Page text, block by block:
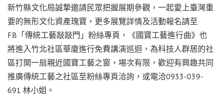
新竹縣文化局誠摯邀請民眾把握展期參觀，一起愛上臺灣重
要的無形文化資產瑰寶，更多展覽詳情及活動報名請至
FB「傳統工藝敲敲門」粉絲專頁，《國寶工藝進行曲》也
將進入竹北社區華廈進行免費講演巡迴，為科技人群居的社
區打開一扇親近國寶工藝之窗，場次有限，歡迎有興趣共同
推廣傳統工藝之社區至粉絲專頁洽詢，或電洽0933-039-
691 林小姐。